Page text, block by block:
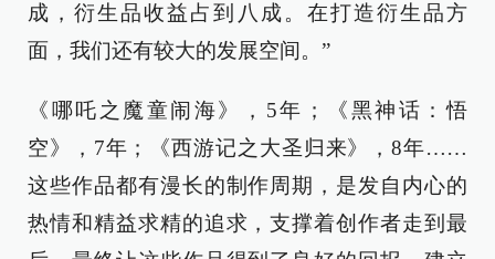
成，衍生品收益占到八成。在打造衍生品方
面，我们还有较大的发展空间。”
《哪吒之魔童闹海》，5年；《黑神话：悟
空》，7年；《西游记之大圣归来》，8年……
这些作品都有漫长的制作周期，是发自内心的
热情和精益求精的追求，支撑着创作者走到最